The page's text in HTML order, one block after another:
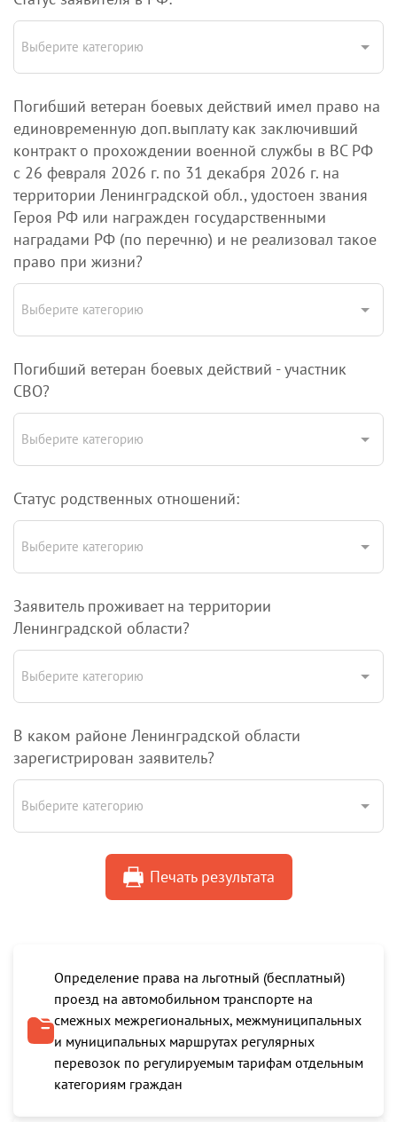
Выберите категорию
Погибший ветеран боевых действий имел право на
единовременную доп.выплату как заключивший
контракт о прохождении военной службы в ВС РФ
с 26 февраля 2026 г. по 31 декабря 2026 г. на
территории Ленинградской обл., удостоен звания
Героя РФ или награжден государственными
наградами РФ (по перечню) и не реализовал такое
право при жизни?
Выберите категорию
Погибший ветеран боевых действий - участник
СВО?
Выберите категорию
Статус родственных отношений:
Выберите категорию
Заявитель проживает на территории
Ленинградской области?
Выберите категорию
В каком районе Ленинградской области
зарегистрирован заявитель?
Выберите категорию
Печать результата
Определение права на льготный (бесплатный)
проезд на автомобильном транспорте на
смежных межрегиональных, межмуниципальных
и муниципальных маршрутах регулярных
перевозок по регулируемым тарифам отдельным
категориям граждан